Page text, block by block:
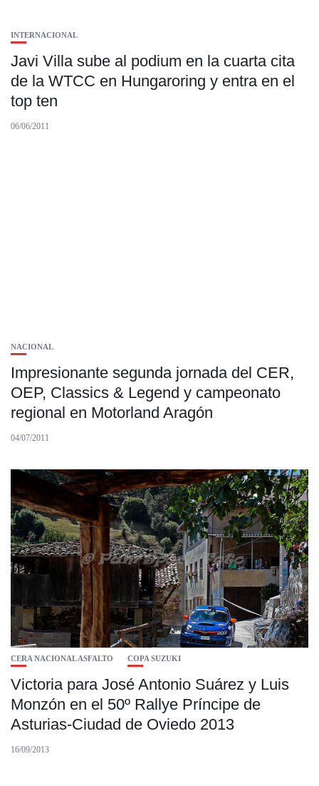
INTERNACIONAL
Javi Villa sube al podium en la cuarta cita
de la WTCC en Hungaroring y entra en el
top ten
06/06/2011
NACIONAL
Impresionante segunda jornada del CER,
OEP, Classics & Legend y campeonato
regional en Motorland Aragón
04/07/2011
CERA NACIONAL ASFALTO COPA SUZUKI
Victoria para José Antonio Suárez y Luis
Monzón en el 50º Rallye Príncipe de
Asturias-Ciudad de Oviedo 2013
16/09/2013